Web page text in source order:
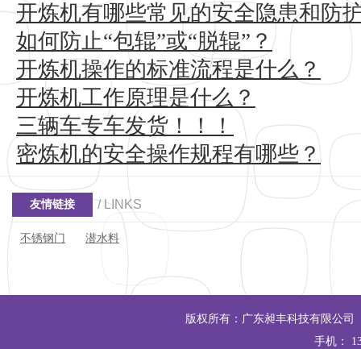
开炼机有哪些常见的安全隐患和防
如何防止“包辊”或“脱辊”？
开炼机操作的标准流程是什么？
开炼机工作原理是什么？
三辆车专车发货！！！
密炼机的安全操作规程有哪些？
友情链接 / LINKS
不锈钢门 潜水料
版权所有：广东昶丰科技有限公
手机：